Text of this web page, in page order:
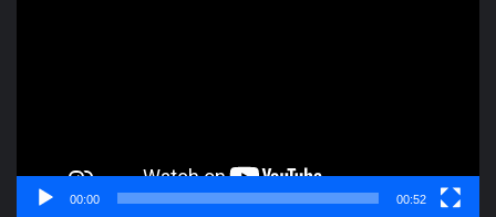
00:00 00:52